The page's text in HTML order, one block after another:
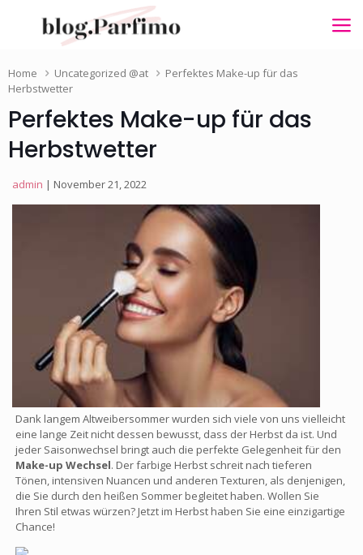
Home Uncategorized @at
Perfektes Make-up für das
Herbstwetter
Perfektes Make-up für das
Herbstwetter
admin | November 21, 2022
Dank langem Altweibersommer wurden sich viele von uns vielleicht
eine lange Zeit nicht dessen bewusst, dass der Herbst da ist. Und
jeder Saisonwechsel bringt auch die perfekte Gelegenheit für den
Make-up Wechsel. Der farbige Herbst schreit nach tieferen
Tönen, intensiven Nuancen und anderen Texturen, als denjenigen,
die Sie durch den heißen Sommer begleitet haben. Wollen Sie
Ihren Stil etwas würzen? Jetzt im Herbst haben Sie eine einzigartige
Chance!